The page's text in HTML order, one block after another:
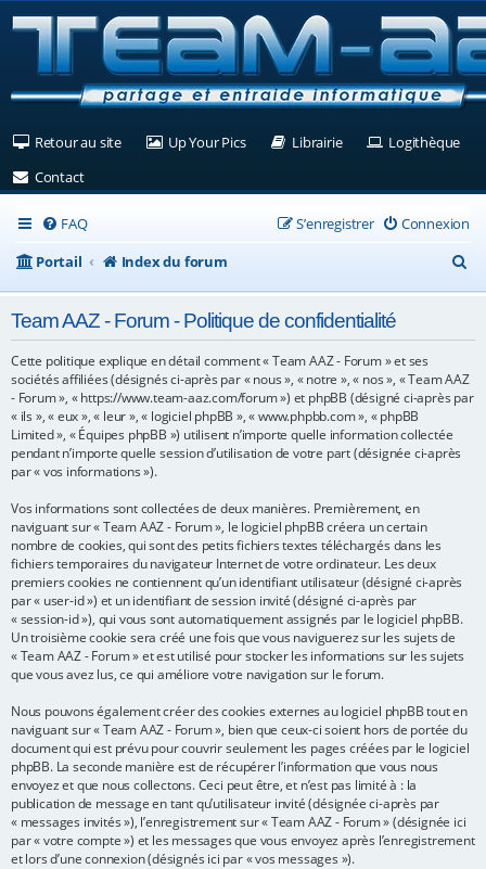
Retour au site(Ouvre un nouvel onglet)
Up Your Pics(Ouvre un nouvel onglet)
Librairie(Ouvre un nouvel
Logithèque
Contact(Ouvre un nouvel onglet)
FAQ Connexion
S’enregistrer
Portail
Index du forum
e
e
Team AAZ - Forum - Politique de confidentialité
Cette politique explique en détail comment « Team AAZ - Forum » et ses
sociétés affiliées (désignés ci-après par « nous », « notre », « nos », « Team AAZ
- Forum », « https://www.team-aaz.com/forum ») et phpBB (désigné ci-après par
« ils », « eux », « leur », « logiciel phpBB », « www.phpbb.com », « phpBB
Limited », « Équipes phpBB ») utilisent n’importe quelle information collectée
pendant n’importe quelle session d’utilisation de votre part (désignée ci-après
par « vos informations »).
Vos informations sont collectées de deux manières. Premièrement, en
naviguant sur « Team AAZ - Forum », le logiciel phpBB créera un certain
nombre de cookies, qui sont des petits fichiers textes téléchargés dans les
fichiers temporaires du navigateur Internet de votre ordinateur. Les deux
premiers cookies ne contiennent qu’un identifiant utilisateur (désigné ci-après
par « user-id ») et un identifiant de session invité (désigné ci-après par
« session-id »), qui vous sont automatiquement assignés par le logiciel phpBB.
Un troisième cookie sera créé une fois que vous naviguerez sur les sujets de
« Team AAZ - Forum » et est utilisé pour stocker les informations sur les sujets
que vous avez lus, ce qui améliore votre navigation sur le forum.
Nous pouvons également créer des cookies externes au logiciel phpBB tout en
naviguant sur « Team AAZ - Forum », bien que ceux-ci soient hors de portée du
document qui est prévu pour couvrir seulement les pages créées par le logiciel
phpBB. La seconde manière est de récupérer l’information que vous nous
envoyez et que nous collectons. Ceci peut être, et n’est pas limité à : la
publication de message en tant qu’utilisateur invité (désignée ci-après par
« messages invités »), l’enregistrement sur « Team AAZ - Forum » (désignée ici
par « votre compte ») et les messages que vous envoyez après l’enregistrement
et lors d’une connexion (désignés ici par « vos messages »).